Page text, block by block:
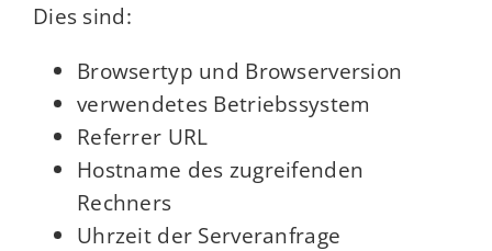
Dies sind:
Browsertyp und Browserversion
verwendetes Betriebssystem
Referrer URL
Hostname des zugreifenden
Rechners
Uhrzeit der Serveranfrage